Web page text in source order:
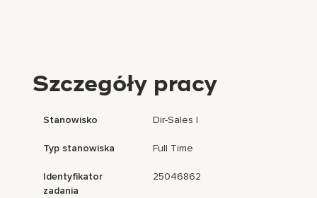
Szczegóły pracy
Stanowisko Dir-Sales I
Typ stanowiska Full Time
Identyfikator
zadania
25046862